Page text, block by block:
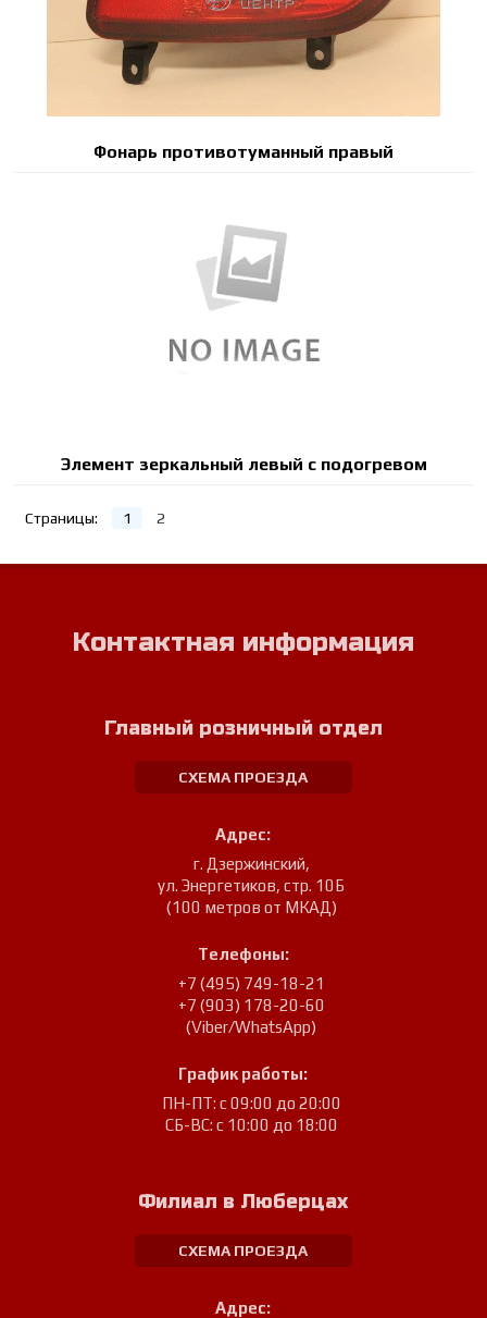
Фонарь противотуманный правый
Элемент зеркальный левый с подогревом
Страницы: 1 2
Контактная информация
Главный розничный отдел
СХЕМА ПРОЕЗДА
Адрес:
г. Дзержинский,
ул. Энергетиков, стр. 10Б
(100 метров от МКАД)
Телефоны:
+7 (495) 749-18-21
+7 (903) 178-20-60
(Viber/WhatsApp)
График работы:
ПН-ПТ: с 09:00 до 20:00
СБ-ВС: с 10:00 до 18:00
Филиал в Люберцах
СХЕМА ПРОЕЗДА
Адрес: